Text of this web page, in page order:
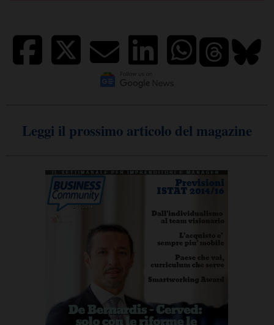
Leggi il prossimo articolo del magazine